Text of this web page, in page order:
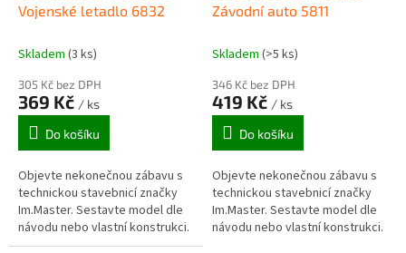
Vojenské letadlo 6832
Skladem (3 ks)
305 Kč bez DPH
369 Kč / ks
Do košíku
Objevte nekonečnou zábavu s
technickou stavebnicí značky
Im.Master. Sestavte model dle
návodu nebo vlastní konstrukci.
Závodní auto 5811
Skladem (>5 ks)
346 Kč bez DPH
419 Kč / ks
Do košíku
Objevte nekonečnou zábavu s
technickou stavebnicí značky
Im.Master. Sestavte model dle
návodu nebo vlastní konstrukci.